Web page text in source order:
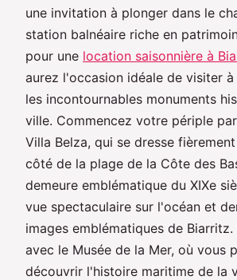
une invitation à plonger dans le
station balnéaire riche en
pour une location saisonnière à
aurez l'occasion idéale de visiter
les incontournables monuments
ville. Commencez votre périple
Villa Belza, qui se dresse
côté de la plage de la Côte des
demeure emblématique du XIXe
vue spectaculaire sur l'océan et
images emblématiques de Biarritz.
avec le Musée de la Mer, où vous
découvrir l'histoire maritime de la